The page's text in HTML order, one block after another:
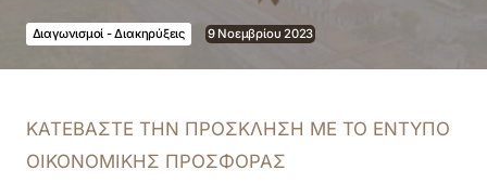
Διαγωνισμοί - Διακηρύξεις 9 Νοεμβρίου 2023
ΚΑΤΕΒΑΣΤΕ ΤΗΝ ΠΡΟΣΚΛΗΣΗ ΜΕ ΤΟ ΕΝΤΥΠΟ
ΟΙΚΟΝΟΜΙΚΗΣ ΠΡΟΣΦΟΡΑΣ